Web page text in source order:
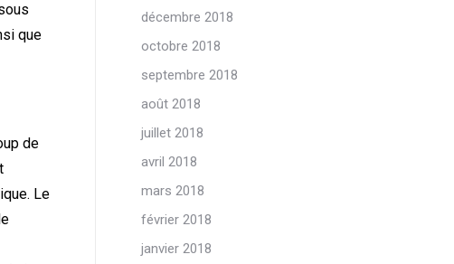
que
de
Le
décembre 2018
octobre 2018
septembre 2018
août 2018
juillet 2018
avril 2018
mars 2018
février 2018
janvier 2018